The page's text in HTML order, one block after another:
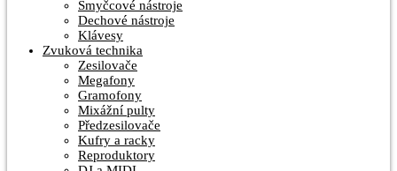
Smyčcové nástroje
Dechové nástroje
Klávesy
Zvuková technika
Zesilovače
Megafony
Gramofony
Mixážní pulty
Předzesilovače
Kufry a racky
Reproduktory